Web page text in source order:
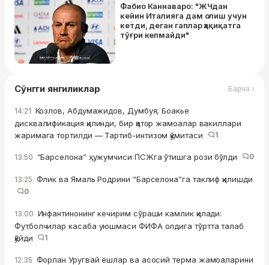
Фабио Каннаваро: "ЖЧдан
кейин Италияга дам олиш учун
кетди, деган гаплар ҳақиқатга
тўғри келмайди"
Сўнгги янгиликлар Барча ›
14:21 Козлов, Абдумажидов, Думбуя, Боакье
дисквалификация қилинди, бир қатор жамоалар вакиллари
жаримага тортилди — Тартиб-интизом қўмитаси
1
13:50 “Барселона” ҳужумчиси ПСЖга ўтишга рози бўлди 0
13:25 Флик ва Ямаль Родрини “Барселона”га таклиф қилишди
0
13:00 Инфантинонинг кечирим сўраши камлик қилади:
Футболчилар касаба уюшмаси ФИФА олдига тўртта талаб
қўйди
1
12:35 Форлан Уругвай ёшлар ва асосий терма жамоаларини